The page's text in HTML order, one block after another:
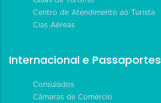
Centro de Atendimento ao Turista
Cias Aéreas
Internacional e Passaportes
Consulados
Câmaras de Comércio